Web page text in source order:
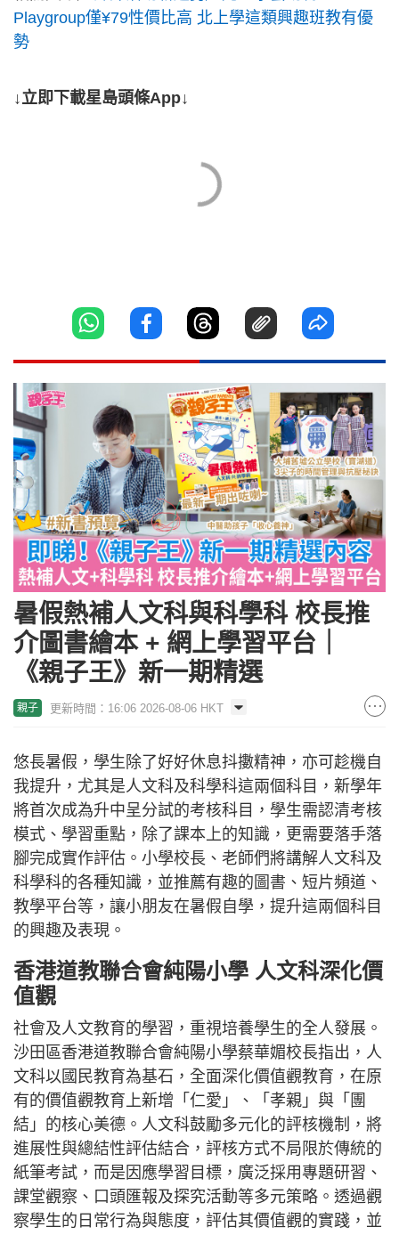
Playgroup僅¥79性價比高 北上學這類興趣班教有優
勢
↓立即下載星島頭條App↓
暑假熱補人文科與科學科 校長推
介圖書繪本 + 網上學習平台｜
《親子王》新一期精選
親子 更新時間：16:06 2026-08-06 HKT
悠長暑假，學生除了好好休息抖擻精神，亦可趁機自
我提升，尤其是人文科及科學科這兩個科目，新學年
將首次成為升中呈分試的考核科目，學生需認清考核
模式、學習重點，除了課本上的知識，更需要落手落
腳完成實作評估。小學校長、老師們將講解人文科及
科學科的各種知識，並推薦有趣的圖書、短片頻道、
教學平台等，讓小朋友在暑假自學，提升這兩個科目
的興趣及表現。
香港道教聯合會純陽小學 人文科深化價
值觀
社會及人文教育的學習，重視培養學生的全人發展。
沙田區香港道教聯合會純陽小學蔡華媚校長指出，人
文科以國民教育為基石，全面深化價值觀教育，在原
有的價值觀教育上新增「仁愛」、「孝親」與「團
結」的核心美德。人文科鼓勵多元化的評核機制，將
進展性與總結性評估結合，評核方式不局限於傳統的
紙筆考試，而是因應學習目標，廣泛採用專題研習、
課堂觀察、口頭匯報及探究活動等多元策略。透過觀
察學生的日常行為與態度，評估其價值觀的實踐，並